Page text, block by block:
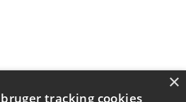
×
tracking cookies